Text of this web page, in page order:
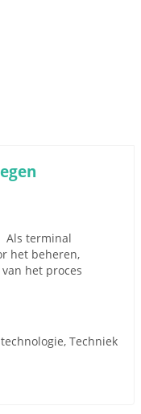
Als terminal
het beheren,
het proces
Techniek